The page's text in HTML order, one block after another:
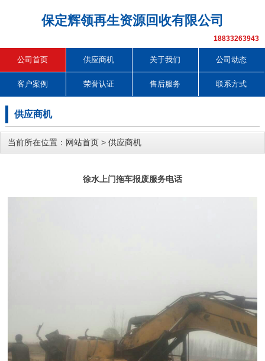
保定辉领再生资源回收有限公司
18833263943
公司首页 供应商机 关于我们 公司动态
客户案例 荣誉认证 售后服务 联系方式
供应商机
当前所在位置： 网站首页 > 供应商机
徐水上门拖车报废服务电话